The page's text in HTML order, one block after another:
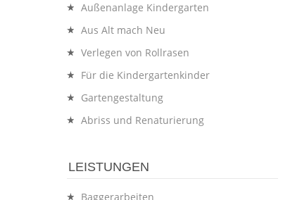
Außenanlage Kindergarten
Aus Alt mach Neu
Verlegen von Rollrasen
Für die Kindergartenkinder
Gartengestaltung
Abriss und Renaturierung
LEISTUNGEN
Baggerarbeiten